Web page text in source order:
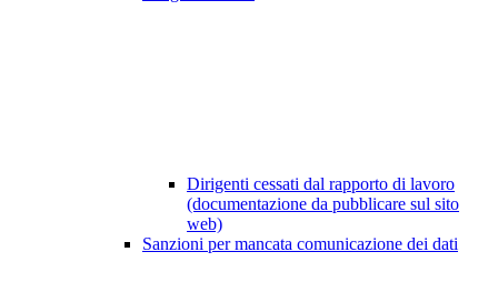
Dirigenti cessati dal rapporto di lavoro
(documentazione da pubblicare sul sito
web)
Sanzioni per mancata comunicazione dei dati